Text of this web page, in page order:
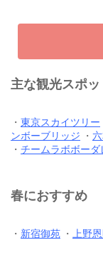
主な観光スポッ
・ 東京スカイツリー
ンボーブリッジ ・
・ チームラボボーダ
春におすすめ
・ 新宿御苑 ・ 上野